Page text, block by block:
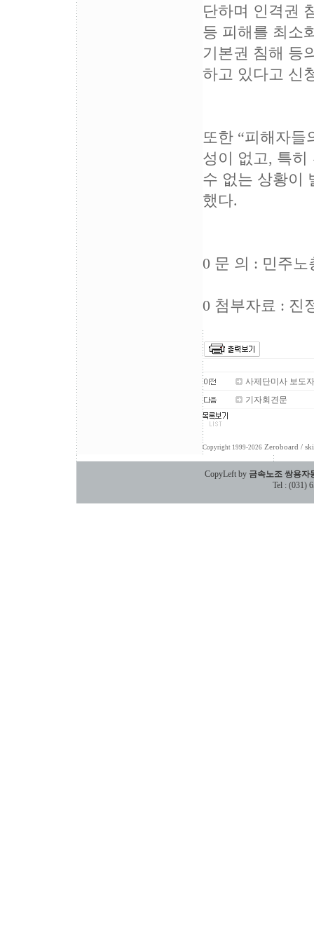
단하며 인격권
등 피해를 최소
기본권 침해 등
하고 있다고 신
또한 “피해자들
성이 없고, 특히
수 없는 상황이
했다.
0 문 의 : 민주노
0 첨부자료 : 진
사제단미사 보도
기자회견문
Copyright 1999-2026 Zeroboard /
CopyLeft by 금속노조 쌍용자
Tel : (031)